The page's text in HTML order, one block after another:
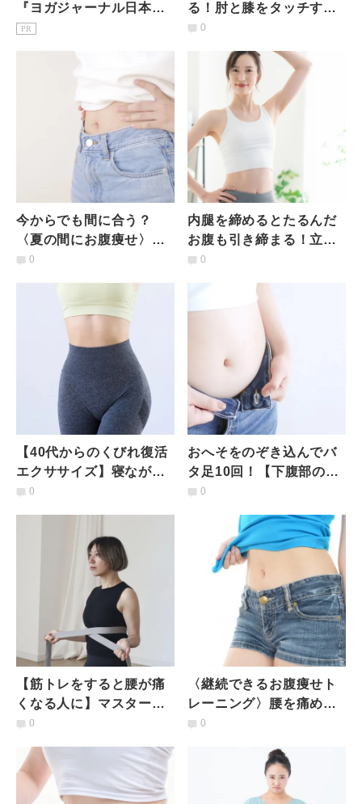
『ヨガジャーナル日本
版』予約購読のご案内
PR
る！肘と膝をタッチする
脇腹シェイプエクササイ
0
今からでも間に合う？
〈夏の間にお腹痩せ〉た
った10回やるだけでスッ
0
内腿を締めるとたるんだ
お腹も引き締まる！立っ
たままできるお腹痩せエ
0
【40代からのくびれ復活
エクササイズ】寝ながら
できて続けやすい！ウエ
0
おへそをのぞき込んでバ
タ足10回！【下腹部の筋
肉にフォーカス】寝たま
0
【筋トレをすると腰が痛
くなる人に】マスターし
て腹圧を高める！女性が
0
〈継続できるお腹痩せト
レーニング〉腰を痛める
心配なし！"揺らすだ
0